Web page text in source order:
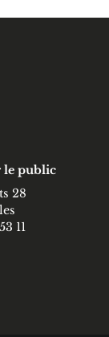
le public
28
11